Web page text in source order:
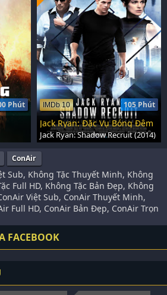
Phút 105 Phút
IMDb 10
Jack Ryan: Đặc Vụ Bóng Đêm
Jack Ryan: Shadow Recruit (2014)
ConAir
Sub, Không Tặc Thuyết Minh, Không
Full HD, Không Tặc Bản Đẹp, Không
Việt Sub, ConAir Thuyết Minh,
Full HD, ConAir Bản Đẹp, ConAir Trọn
FACEBOOK